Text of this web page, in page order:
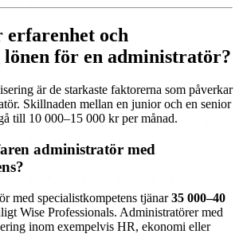
och
lönen för en administratör?
är de starkaste faktorerna som påverkar
Skillnaden mellan en junior och en senior
till 10 000–15 000 kr per månad.
administratör med
med specialistkompetens tjänar35 000–40
Wise Professionals. Administratörer med
inom exempelvis HR, ekonomi eller